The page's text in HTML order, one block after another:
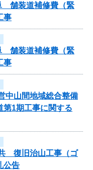
舗装道補修費（緊
事
舗装道補修費（緊
事
中山間地域総合整備
1期工事に関する
復旧治山工事（ゴ
公告